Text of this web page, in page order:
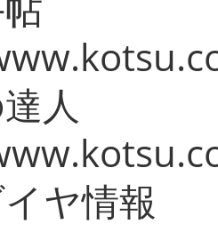
人
ヤ情報